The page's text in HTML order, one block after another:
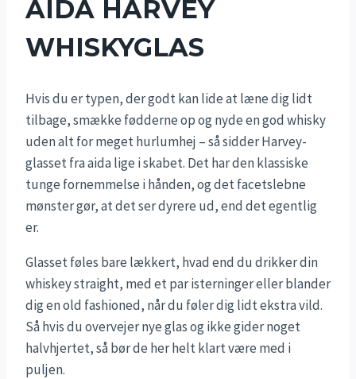
AIDA HARVEY
WHISKYGLAS
Hvis du er typen, der godt kan lide at læne dig lidt
tilbage, smække fødderne op og nyde en god whisky
uden alt for meget hurlumhej – så sidder Harvey-
glasset fra aida lige i skabet. Det har den klassiske
tunge fornemmelse i hånden, og det facetslebne
mønster gør, at det ser dyrere ud, end det egentlig
er.
Glasset føles bare lækkert, hvad end du drikker din
whiskey straight, med et par isterninger eller blander
dig en old fashioned, når du føler dig lidt ekstra vild.
Så hvis du overvejer nye glas og ikke gider noget
halvhjertet, så bør de her helt klart være med i
puljen.